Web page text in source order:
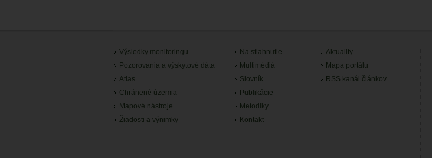
Výsledky monitoringu
Pozorovania a výskytové dáta
Atlas
Chránené územia
Mapové nástroje
Žiadosti a výnimky
Na stiahnutie
Multimédiá
Slovník
Publikácie
Metodiky
Kontakt
Aktuality
Mapa portálu
RSS kanál článkov